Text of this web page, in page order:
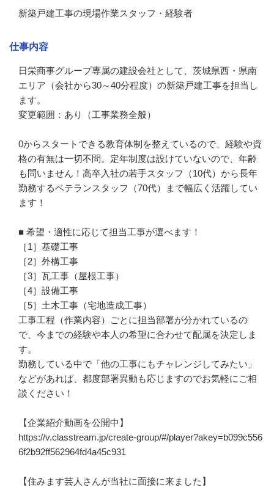
新築戸建工事の現場作業スタッフ・経験者
仕事内容
日栄商事グループ専属の建設会社として、茨城県西・県南
エリア（会社から30～40分程度）の新築戸建工事を担当し
ます。
変更範囲：あり（工事業務全般）
0からスタートできる教育体制を整えているので、経験や資
格の有無は一切不問。定年制度は設けていないので、年齢
も問いません！高卒入社の若手スタッフ（10代）から長年
勤務するベテランスタッフ（70代）まで幅広く活躍してい
ます！
■ 希望・適性に応じて担当工事が選べます！
［1］基礎工事
［2］外構工事
［3］瓦工事（屋根工事）
［4］設備工事
［5］土木工事（宅地造成工事）
工事工程（作業内容）ごとに担当部署が分かれているの
で、今までの経験や本人の希望に合わせて配属を決定しま
す。
勤務している中で「他の工事にもチャレンジしてみたい」
などがあれば、都度部署異動も応じますのでお気軽にご相
談ください！
【企業紹介動画を公開中】
https://v.classtream.jp/create-group/#/player?akey=b099c556
6f2b92ff562964fd4a45c931
【住みます芸人さんが当社に面接に来ました】